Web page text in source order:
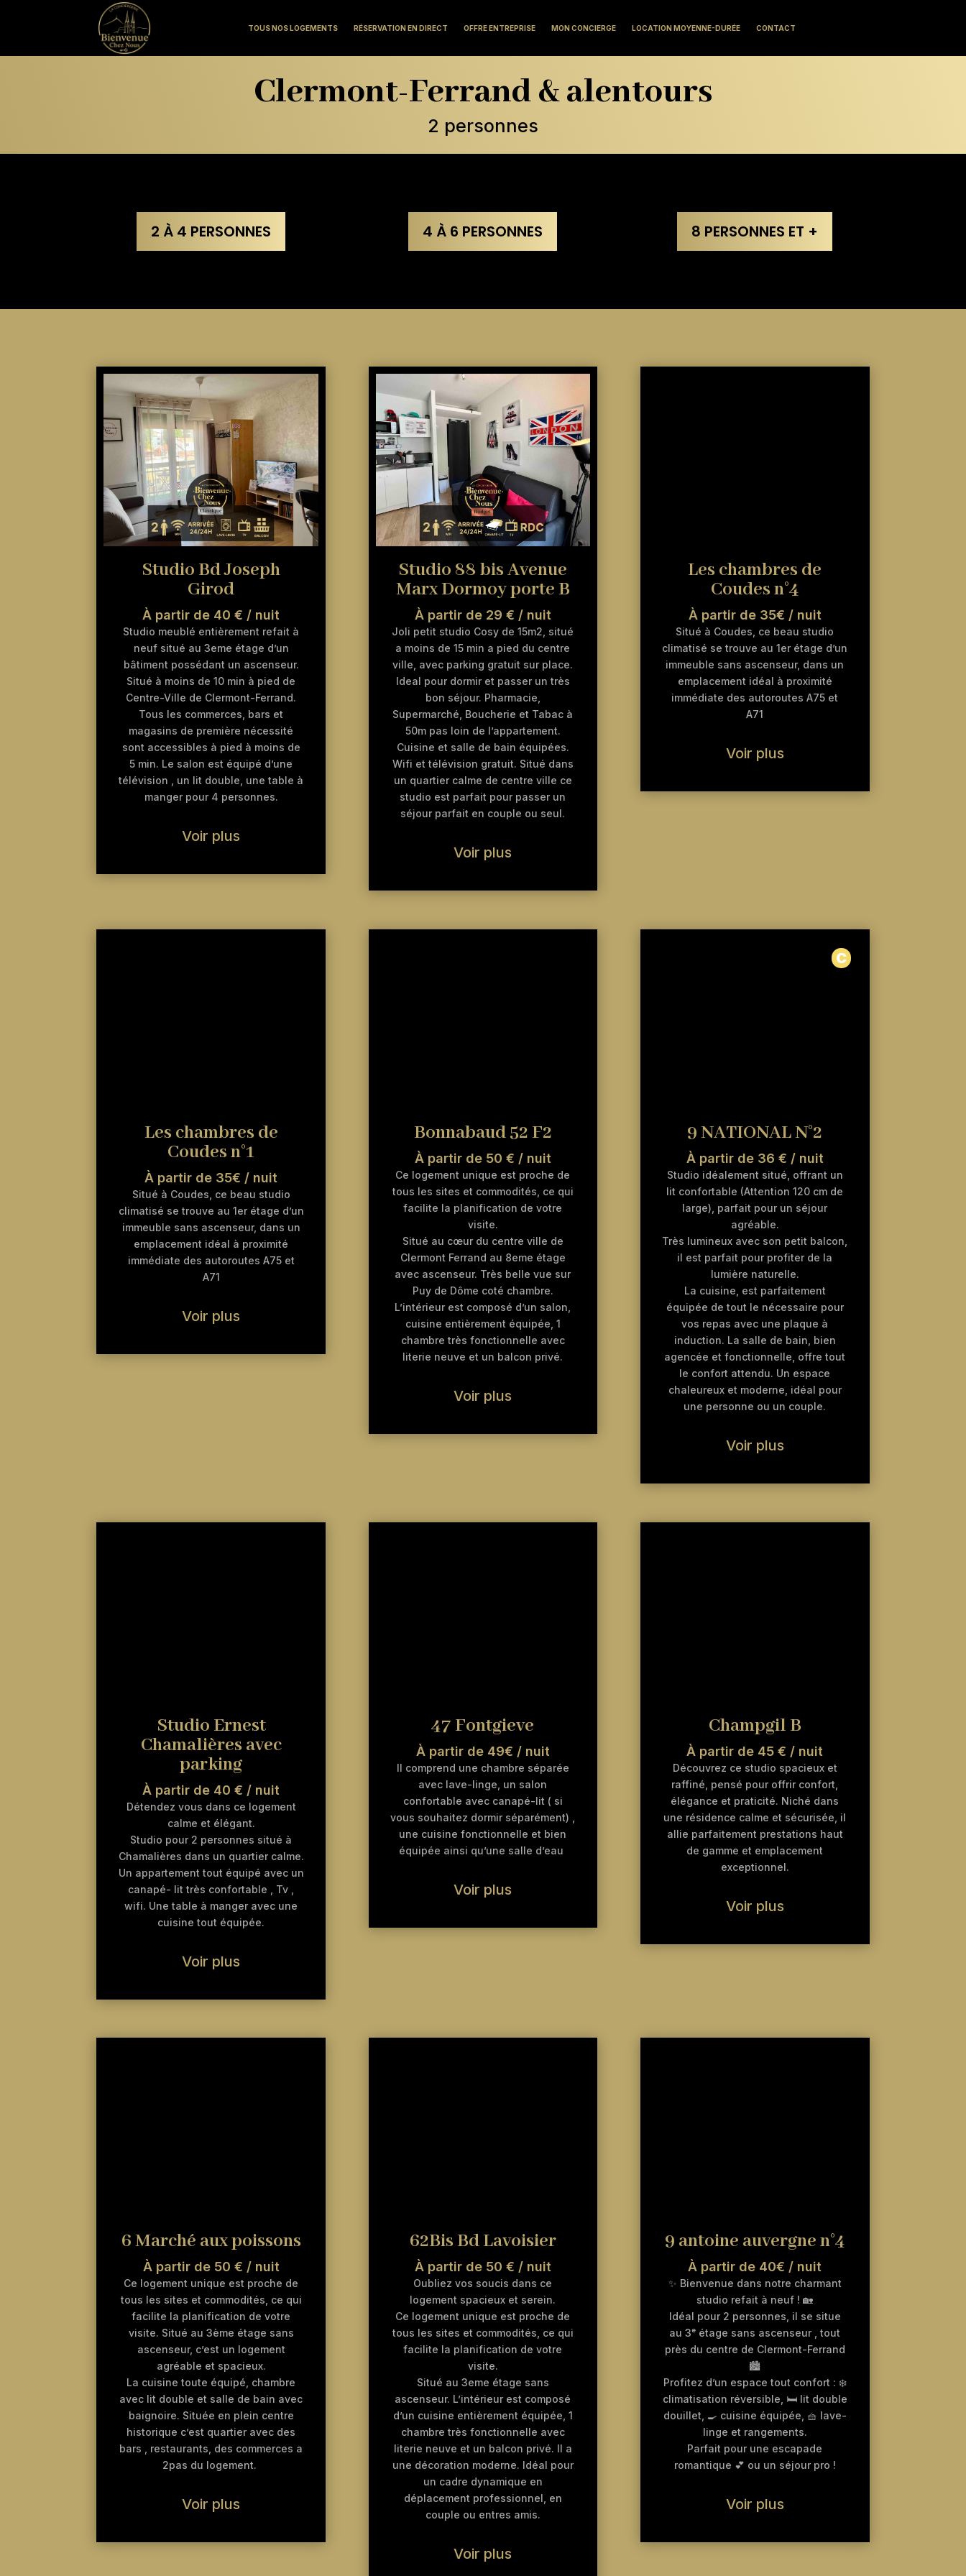
TOUS NOS LOGEMENTS RÉSERVATION EN DIRECT OFFRE ENTREPRISE MON CONCIERGE LOCATION MOYENNE-DURÉE CONTACT
Clermont-Ferrand & alentours
2 personnes
2 À 4 PERSONNES 4 À 6 PERSONNES 8 PERSONNES ET +
Studio Bd Joseph
Girod
À partir de 40 € / nuit
Studio meublé entièrement refait à
neuf situé au 3eme étage d’un
bâtiment possédant un ascenseur.
Situé à moins de 10 min à pied de
Centre-Ville de Clermont-Ferrand.
Tous les commerces, bars et
magasins de première nécessité
sont accessibles à pied à moins de
5 min. Le salon est équipé d’une
télévision , un lit double, une table à
manger pour 4 personnes.
Voir plus
Studio 88 bis Avenue
Marx Dormoy porte B
À partir de 29 € / nuit
Joli petit studio Cosy de 15m2, situé
a moins de 15 min a pied du centre
ville, avec parking gratuit sur place.
Ideal pour dormir et passer un très
bon séjour. Pharmacie,
Supermarché, Boucherie et Tabac à
50m pas loin de l’appartement.
Cuisine et salle de bain équipées.
Wifi et télévision gratuit. Situé dans
un quartier calme de centre ville ce
studio est parfait pour passer un
séjour parfait en couple ou seul.
Voir plus
Les chambres de
Coudes n°4
À partir de 35€ / nuit
Situé à Coudes, ce beau studio
climatisé se trouve au 1er étage d’un
immeuble sans ascenseur, dans un
emplacement idéal à proximité
immédiate des autoroutes A75 et
A71
Voir plus
Les chambres de
Coudes n°1
À partir de 35€ / nuit
Situé à Coudes, ce beau studio
climatisé se trouve au 1er étage d’un
immeuble sans ascenseur, dans un
emplacement idéal à proximité
immédiate des autoroutes A75 et
A71
Voir plus
Bonnabaud 52 F2
À partir de 50 € / nuit
Ce logement unique est proche de
tous les sites et commodités, ce qui
facilite la planification de votre
visite.
Situé au cœur du centre ville de
Clermont Ferrand au 8eme étage
avec ascenseur. Très belle vue sur
Puy de Dôme coté chambre.
L’intérieur est composé d’un salon,
cuisine entièrement équipée, 1
chambre très fonctionnelle avec
literie neuve et un balcon privé.
Voir plus
C
9 NATIONAL N°2
À partir de 36 € / nuit
Studio idéalement situé, offrant un
lit confortable (Attention 120 cm de
large), parfait pour un séjour
agréable.
Très lumineux avec son petit balcon,
il est parfait pour profiter de la
lumière naturelle.
La cuisine, est parfaitement
équipée de tout le nécessaire pour
vos repas avec une plaque à
induction. La salle de bain, bien
agencée et fonctionnelle, offre tout
le confort attendu. Un espace
chaleureux et moderne, idéal pour
une personne ou un couple.
Voir plus
Studio Ernest
Chamalières avec
parking
À partir de 40 € / nuit
Détendez vous dans ce logement
calme et élégant.
Studio pour 2 personnes situé à
Chamalières dans un quartier calme.
Un appartement tout équipé avec un
canapé- lit très confortable , Tv ,
wifi. Une table à manger avec une
cuisine tout équipée.
Voir plus
47 Fontgieve
À partir de 49€ / nuit
Il comprend une chambre séparée
avec lave-linge, un salon
confortable avec canapé-lit ( si
vous souhaitez dormir séparément) ,
une cuisine fonctionnelle et bien
équipée ainsi qu’une salle d’eau
Voir plus
Champgil B
À partir de 45 € / nuit
Découvrez ce studio spacieux et
raffiné, pensé pour offrir confort,
élégance et praticité. Niché dans
une résidence calme et sécurisée, il
allie parfaitement prestations haut
de gamme et emplacement
exceptionnel.
Voir plus
6 Marché aux poissons
À partir de 50 € / nuit
Ce logement unique est proche de
tous les sites et commodités, ce qui
facilite la planification de votre
visite. Situé au 3ème étage sans
ascenseur, c’est un logement
agréable et spacieux.
La cuisine toute équipé, chambre
avec lit double et salle de bain avec
baignoire. Située en plein centre
historique c’est quartier avec des
bars , restaurants, des commerces a
2pas du logement.
Voir plus
62Bis Bd Lavoisier
À partir de 50 € / nuit
Oubliez vos soucis dans ce
logement spacieux et serein.
Ce logement unique est proche de
tous les sites et commodités, ce qui
facilite la planification de votre
visite.
Situé au 3eme étage sans
ascenseur. L’intérieur est composé
d’un cuisine entièrement équipée, 1
chambre très fonctionnelle avec
literie neuve et un balcon privé. Il a
une décoration moderne. Idéal pour
un cadre dynamique en
déplacement professionnel, en
couple ou entres amis.
Voir plus
9 antoine auvergne n°4
À partir de 40€ / nuit
✨ Bienvenue dans notre charmant
studio refait à neuf ! 🏡
Idéal pour 2 personnes, il se situe
au 3ᵉ étage sans ascenseur , tout
près du centre de Clermont-Ferrand
🏙️
Profitez d’un espace tout confort : ❄️
climatisation réversible, 🛏️ lit double
douillet, 🍳 cuisine équipée, 🧺 lave-
linge et rangements.
Parfait pour une escapade
romantique 💕 ou un séjour pro !​​
Voir plus